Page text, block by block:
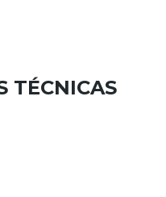
TÉCNICAS